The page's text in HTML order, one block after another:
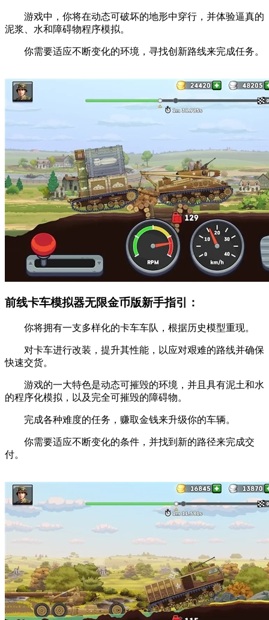
游戏中，你将在动态可破坏的地形中穿行，并体验逼真的
泥浆、水和障碍物程序模拟。
你需要适应不断变化的环境，寻找创新路线来完成任务。
前线卡车模拟器无限金币版新手指引：
你将拥有一支多样化的卡车车队，根据历史模型重现。
对卡车进行改装，提升其性能，以应对艰难的路线并确保
快速交货。
游戏的一大特色是动态可摧毁的环境，并且具有泥土和水
的程序化模拟，以及完全可摧毁的障碍物。
完成各种难度的任务，赚取金钱来升级你的车辆。
你需要适应不断变化的条件，并找到新的路径来完成交
付。